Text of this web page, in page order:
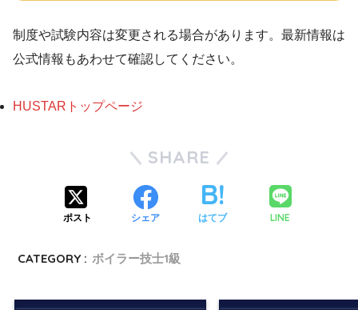
制度や試験内容は変更される場合があります。最新情報は
公式情報もあわせて確認してください。
HUSTARトップページ
SHARE
ポスト シェア はてブ LINE
CATEGORY : ボイラー技士1級